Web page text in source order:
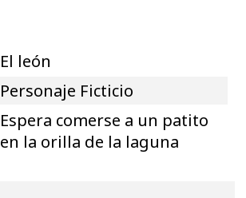
El león
Personaje Ficticio
Espera comerse a un patito
en la orilla de la laguna